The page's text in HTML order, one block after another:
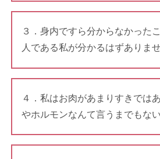
３．身内ですら分からなかった
人である私が分かるはずありませ
４．私はお肉があまりすきでは
やホルモンなんて言うまでもない